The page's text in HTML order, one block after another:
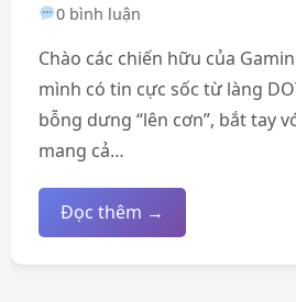
0 bình luận
Chào các chiến hữu của
mình có tin cực sốc từ làng
bỗng dưng “lên cơn”, bắt tay
mang cả…
Đọc thêm →